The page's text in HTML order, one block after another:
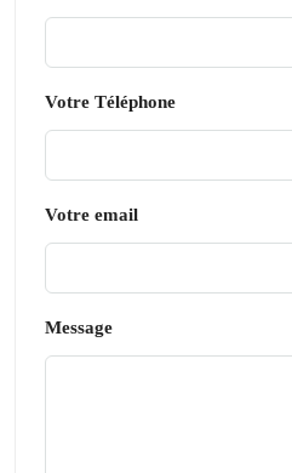
Votre Téléphone
Votre email
Message